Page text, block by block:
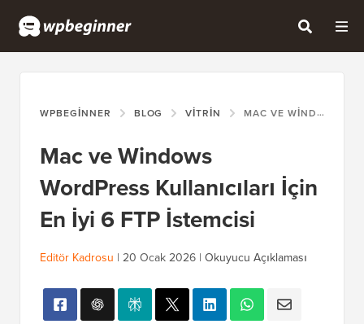
WPBEGINNER BLOG VITRIN MAC VE WINDOWS WORDPRESS KULLANICILARI İÇIN EN İYI 6 FTP İSTEMCISI
Mac ve Windows
WordPress Kullanıcıları İçin
En İyi 6 FTP İstemcisi
Editör Kadrosu | 20 Ocak 2026 | Okuyucu Açıklaması